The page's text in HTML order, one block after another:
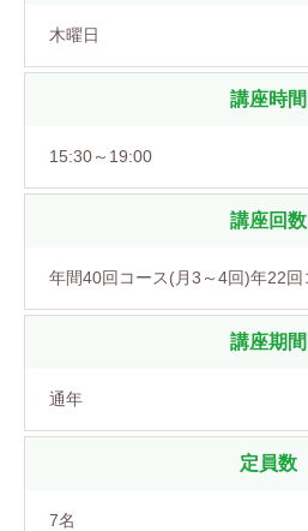
木曜日
講座時間
15:30～19:00
講座回数
年間40回コース(月3～4回)年22
講座期間
通年
定員数
7名